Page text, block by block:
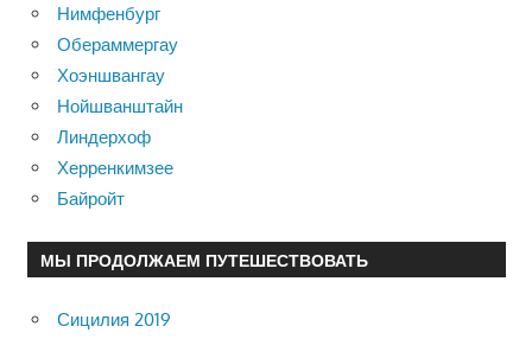
Нимфенбург
Обераммергау
Хоэншвангау
Нойшванштайн
Линдерхоф
Херренкимзее
Байройт
МЫ ПРОДОЛЖАЕМ ПУТЕШЕСТВОВАТЬ
Сицилия 2019